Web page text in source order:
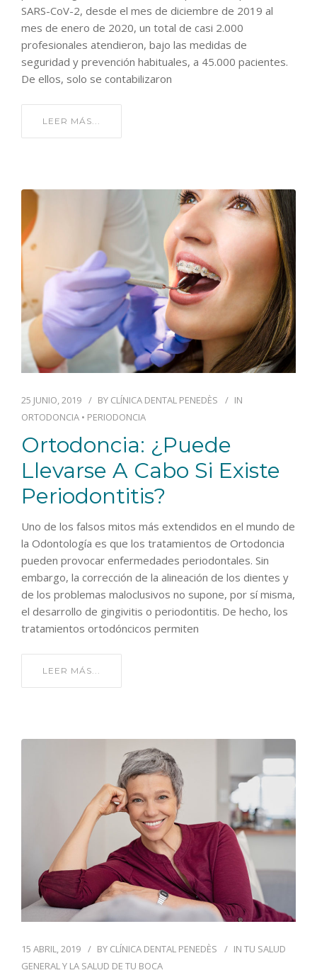
SARS-CoV-2, desde el mes de diciembre de 2019 al
mes de enero de 2020, un total de casi 2.000
profesionales atendieron, bajo las medidas de
seguridad y prevención habituales, a 45.000 pacientes.
De ellos, solo se contabilizaron
LEER MÁS...
25 JUNIO, 2019 BY CLÍNICA DENTAL PENEDÈS
IN
ORTODONCIA • PERIODONCIA
Ortodoncia: ¿puede
Llevarse A Cabo Si Existe
Periodontitis?
Uno de los falsos mitos más extendidos en el mundo de
la Odontología es que los tratamientos de Ortodoncia
pueden provocar enfermedades periodontales. Sin
embargo, la corrección de la alineación de los dientes y
de los problemas maloclusivos no supone, por sí misma,
el desarrollo de gingivitis o periodontitis. De hecho, los
tratamientos ortodóncicos permiten
LEER MÁS...
15 ABRIL, 2019 BY CLÍNICA DENTAL PENEDÈS IN TU SALUD
GENERAL Y LA SALUD DE TU BOCA